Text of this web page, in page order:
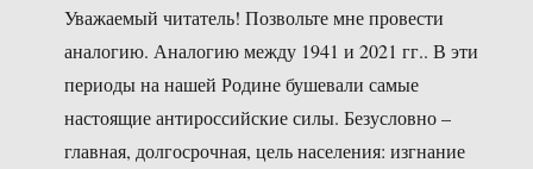
Уважаемый читатель! Позвольте мне провести
аналогию. Аналогию между 1941 и 2021 гг.. В эти
периоды на нашей Родине бушевали самые
настоящие антироссийские силы. Безусловно –
главная, долгосрочная, цель населения: изгнание